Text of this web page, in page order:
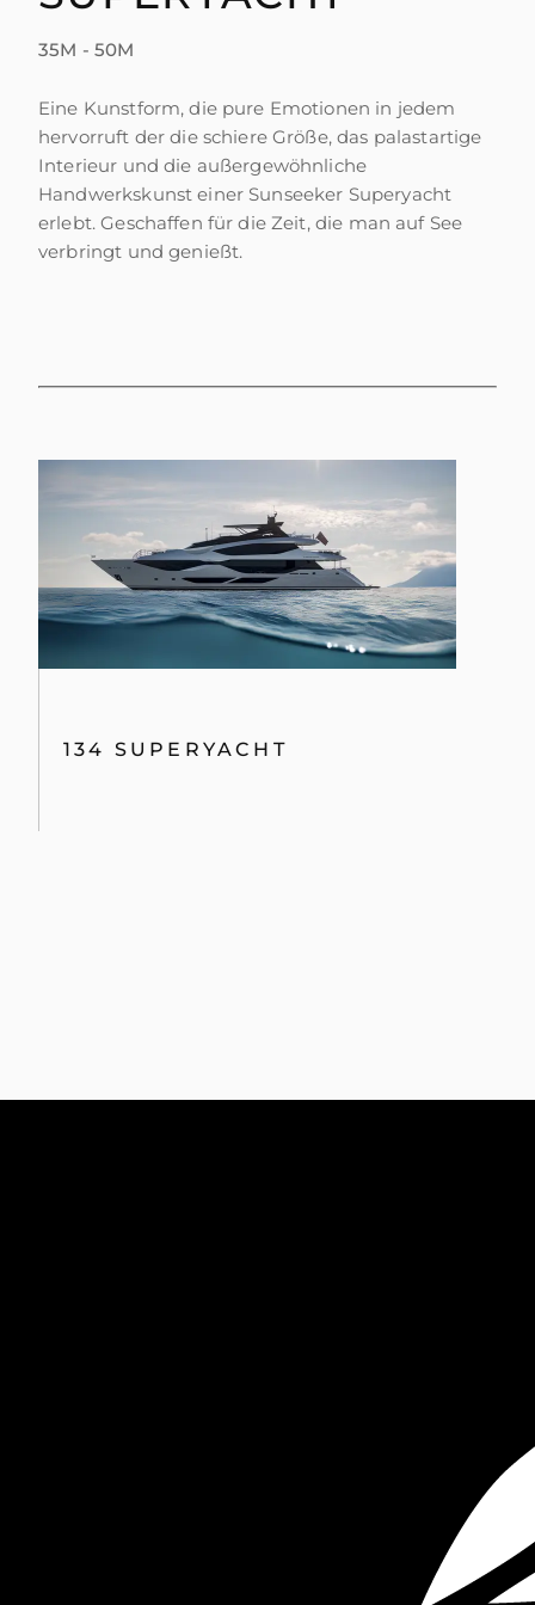
35M - 50M
Eine Kunstform, die pure Emotionen in jedem
hervorruft der die schiere Größe, das palastartige
Interieur und die außergewöhnliche
Handwerkskunst einer Sunseeker Superyacht
erlebt. Geschaffen für die Zeit, die man auf See
verbringt und genießt.
134 SUPERYACHT